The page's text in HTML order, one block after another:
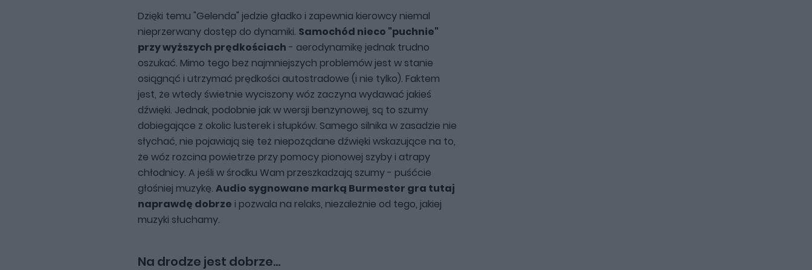
Dzięki temu "Gelenda" jedzie gładko i zapewnia kierowcy niemal
nieprzerwany dostęp do dynamiki. Samochód nieco "puchnie"
przy wyższych prędkościach - aerodynamikę jednak trudno
oszukać. Mimo tego bez najmniejszych problemów jest w stanie
osiągnąć i utrzymać prędkości autostradowe (i nie tylko). Faktem
jest, że wtedy świetnie wyciszony wóz zaczyna wydawać jakieś
dźwięki. Jednak, podobnie jak w wersji benzynowej, są to szumy
dobiegające z okolic lusterek i słupków. Samego silnika w zasadzie nie
słychać, nie pojawiają się też niepożądane dźwięki wskazujące na to,
że wóz rozcina powietrze przy pomocy pionowej szyby i atrapy
chłodnicy. A jeśli w środku Wam przeszkadzają szumy - puśćcie
głośniej muzykę. Audio sygnowane marką Burmester gra tutaj
naprawdę dobrze i pozwala na relaks, niezależnie od tego, jakiej
muzyki słuchamy.
Na drodze jest dobrze...